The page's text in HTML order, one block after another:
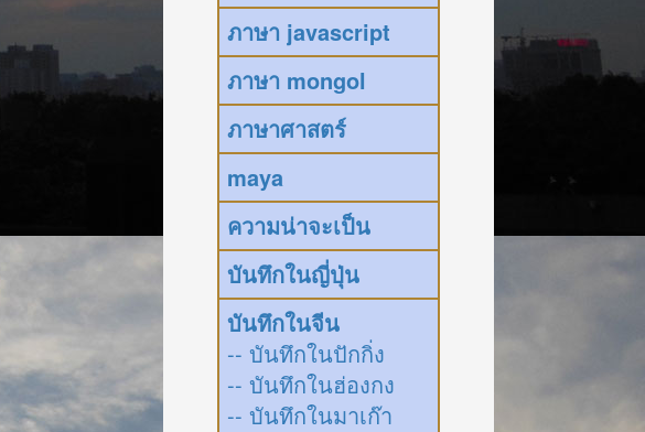
ภาษา javascript
ภาษา mongol
ภาษาศาสตร์
maya
ความน่าจะเป็น
บันทึกในญี่ปุ่น
บันทึกในจีน
-- บันทึกในปักกิ่ง
-- บันทึกในฮ่องกง
-- บันทึกในมาเก๊า